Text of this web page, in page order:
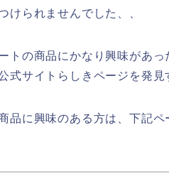
けられませんでした、、
トの商品にかなり興味があ
式サイトらしきページを発見
品に興味のある方は、下記